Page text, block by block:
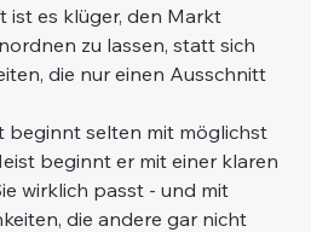
ist es klüger, den Markt
zu lassen, statt sich
die nur einen Ausschnitt
beginnt selten mit möglichst
beginnt er mit einer klaren
wirklich passt - und mit
die andere gar nicht